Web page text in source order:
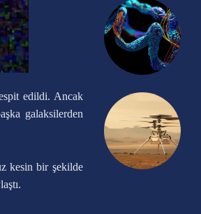
edildi. Ancak
galaksilerden
kesin bir şekilde